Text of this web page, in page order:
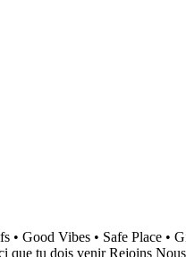
Good Vibes • Safe Place •
que tu dois venir Rejoins